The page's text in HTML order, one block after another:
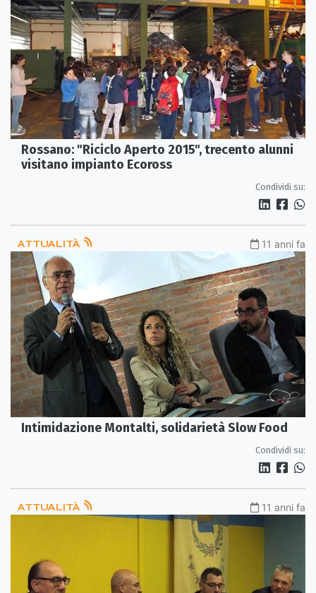
Rossano: "Riciclo Aperto 2015", trecento alunni
visitano impianto Ecoross
Condividi su:
ATTUALITÀ 11 anni fa
Intimidazione Montalti, solidarietà Slow Food
Condividi su:
ATTUALITÀ 11 anni fa